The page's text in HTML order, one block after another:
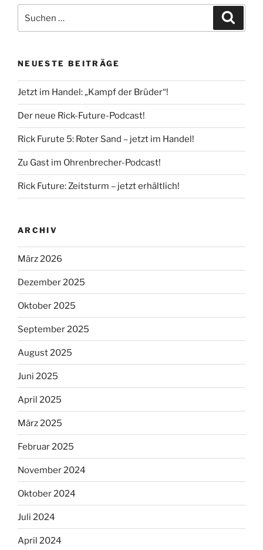
nach:
NEUESTE BEITRÄGE
Jetzt im Handel: „Kampf der Brüder“!
Der neue Rick-Future-Podcast!
Rick Furute 5: Roter Sand – jetzt im Handel!
Zu Gast im Ohrenbrecher-Podcast!
Rick Future: Zeitsturm – jetzt erhältlich!
ARCHIV
März 2026
Dezember 2025
Oktober 2025
September 2025
August 2025
Juni 2025
April 2025
März 2025
Februar 2025
November 2024
Oktober 2024
Juli 2024
April 2024